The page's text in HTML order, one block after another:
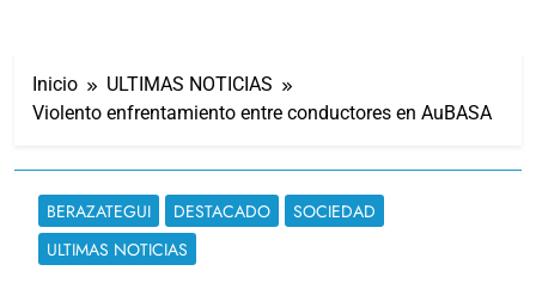
Inicio
ULTIMAS NOTICIAS
Violento enfrentamiento entre conductores en AuBASA
BERAZATEGUI DESTACADO
SOCIEDAD
ULTIMAS NOTICIAS